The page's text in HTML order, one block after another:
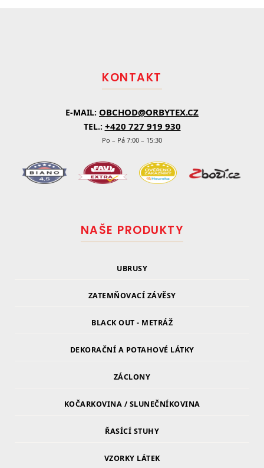
v
k
y
ý
p
i
KONTAKT
E-MAIL: OBCHOD@ORBYTEX.CZ
TEL.: +420 727 919 930
Po – Pá 7:00 – 15:30
NAŠE PRODUKTY
UBRUSY
ZATEMŇOVACÍ ZÁVĚSY
BLACK OUT - METRÁŽ
DEKORAČNÍ A POTAHOVÉ LÁTKY
ZÁCLONY
KOČARKOVINA / SLUNEČNÍKOVINA
ŘASÍCÍ STUHY
VZORKY LÁTEK